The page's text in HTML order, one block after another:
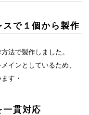
スで１個から製作
法で製作しました。
インとしているため、
す・
一貫対応